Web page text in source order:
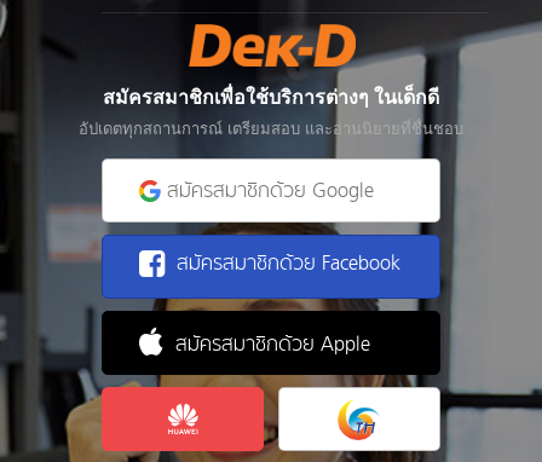
สมัครสมาชิกเพื่อใช้บริการต่างๆ ในเด็กดี
อัปเดตทุกสถานการณ์ เตรียมสอบ และอ่านนิยายที่ชื่นชอบ
สมัครสมาชิกด้วย Google
สมัครสมาชิกด้วย Facebook
สมัครสมาชิกด้วย Apple